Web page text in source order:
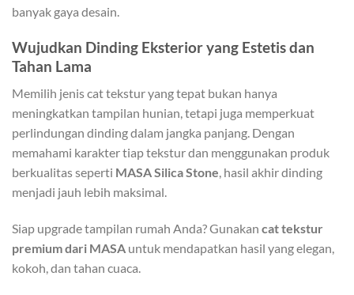
banyak gaya desain.
Wujudkan Dinding Eksterior yang Estetis dan
Tahan Lama
Memilih jenis cat tekstur yang tepat bukan hanya
meningkatkan tampilan hunian, tetapi juga memperkuat
perlindungan dinding dalam jangka panjang. Dengan
memahami karakter tiap tekstur dan menggunakan produk
berkualitas seperti MASA Silica Stone, hasil akhir dinding
menjadi jauh lebih maksimal.
Siap upgrade tampilan rumah Anda? Gunakan cat tekstur
premium dari MASA untuk mendapatkan hasil yang elegan,
kokoh, dan tahan cuaca.